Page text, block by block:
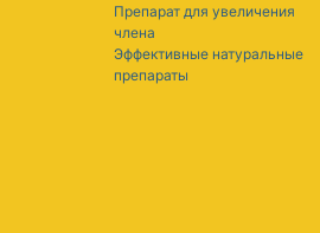
Препарат для увеличения
члена
Эффективные натуральные
препараты